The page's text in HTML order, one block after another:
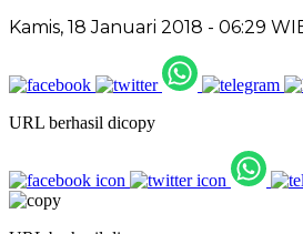
Kamis, 18 Januari 2018 - 06:29
URL berhasil dicopy